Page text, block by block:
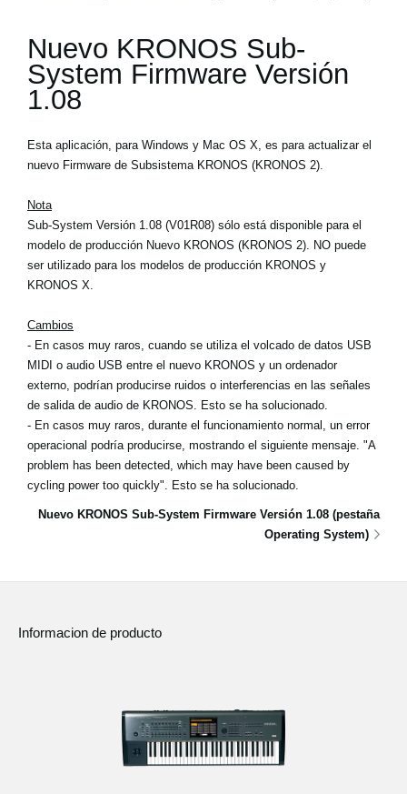
Nuevo KRONOS Sub-
System Firmware Versión
1.08
Esta aplicación, para Windows y Mac OS X, es para actualizar el
nuevo Firmware de Subsistema KRONOS (KRONOS 2).
Nota
Sub-System Versión 1.08 (V01R08) sólo está disponible para el
modelo de producción Nuevo KRONOS (KRONOS 2). NO puede
ser utilizado para los modelos de producción KRONOS y
KRONOS X.
Cambios
- En casos muy raros, cuando se utiliza el volcado de datos USB
MIDI o audio USB entre el nuevo KRONOS y un ordenador
externo, podrían producirse ruidos o interferencias en las señales
de salida de audio de KRONOS. Esto se ha solucionado.
- En casos muy raros, durante el funcionamiento normal, un error
operacional podría producirse, mostrando el siguiente mensaje. "A
problem has been detected, which may have been caused by
cycling power too quickly". Esto se ha solucionado.
Nuevo KRONOS Sub-System Firmware Versión 1.08 (pestaña
Operating System)
Informacion de producto